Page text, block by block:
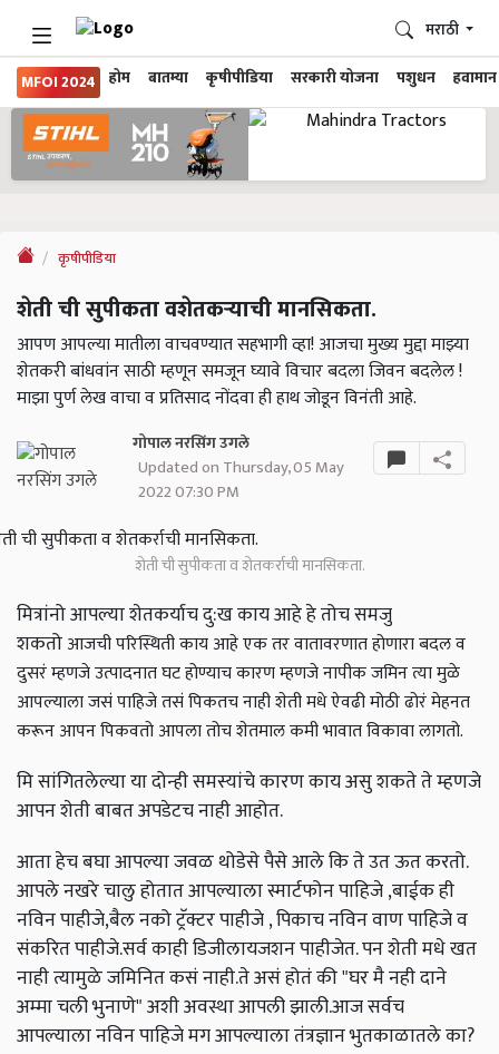
MFOI 2024 होम बातम्या कृषीपीडिया सरकारी योजना पशुधन हवामान
मराठी
कृषीपीडिया
शेती ची सुपीकता वशेतकऱ्याची मानसिकता.
आपण आपल्या मातीला वाचवण्यात सहभागी व्हा! आजचा मुख्य मुद्दा माझ्या
शेतकरी बांधवांन साठी म्हणून समजून घ्यावे विचार बदला जिवन बदलेल !
माझा पुर्ण लेख वाचा व प्रतिसाद नोंदवा ही हाथ जोडून विनंती आहे.
गोपाल नरसिंग उगले
Updated on Thursday, 05 May
2022 07:30 PM
शेती ची सुपीकता व शेतकर्राची मानसिकता.
मित्रांनो आपल्या शेतकर्याच दु:ख काय आहे हे तोच समजु
शकतोआजची परिस्थिती काय आहे एक तर वातावरणात होणारा बदल व
दुसरं म्हणजे उत्पादनात घट होण्याच कारण म्हणजे नापीक जमिन त्या मुळे
आपल्याला जसं पाहिजे तसं पिकतच नाही शेती मधे ऐवढी मोठी ढोरं मेहनत
करून आपन पिकवतो आपला तोच शेतमाल कमी भावात विकावा लागतो.
मि सांगितलेल्या या दोन्ही समस्यांचे कारण काय असु शकते ते म्हणजे
आपन शेती बाबत अपडेटच नाही आहोत.
आता हेच बघा आपल्या जवळ थोडेसे पैसे आले कि ते उत ऊत करतो.
आपले नखरे चालु होतात आपल्याला स्मार्टफोन पाहिजे ,बाईक ही
नविन पाहीजे,बैल नको ट्रॅक्टर पाहीजे , पिकाच नविन वाण पाहिजे व
संकरित पाहीजे.सर्व काही डिजीलायजशन पाहीजेत. पन शेती मधे खत
नाही त्यामुळे जमिनित कसं नाही.ते असं होतं की "घर मै नही दाने
अम्मा चली भुनाणे" अशी अवस्था आपली झाली.आज सर्वच
आपल्याला नविन पाहिजे मग आपल्याला तंत्रज्ञान भुतकाळातले का?